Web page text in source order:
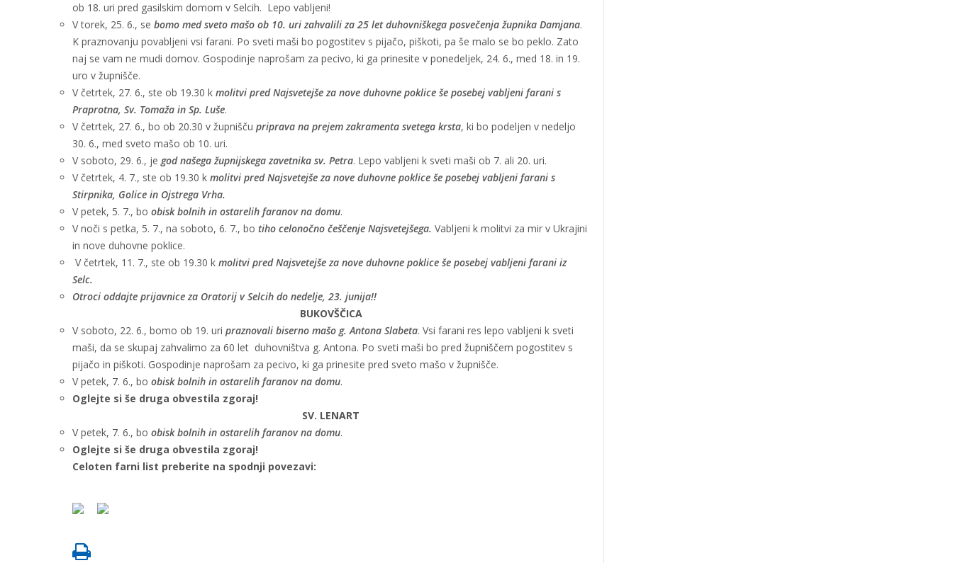
ob 18. uri pred gasilskim domom v Selcih. Lepo vabljeni!
V torek, 25. 6., se bomo med sveto mašo ob 10. uri zahvalili za 25 let duhovniškega posvečenja župnika Damjana.
K praznovanju povabljeni vsi farani. Po sveti maši bo pogostitev s pijačo, piškoti, pa še malo se bo peklo. Zato
naj se vam ne mudi domov. Gospodinje naprošam za pecivo, ki ga prinesite v ponedeljek, 24. 6., med 18. in 19.
uro v župnišče.
V četrtek, 27. 6., ste ob 19.30 k molitvi pred Najsvetejše za nove duhovne poklice še posebej vabljeni farani s
Praprotna, Sv. Tomaža in Sp. Luše.
V četrtek, 27. 6., bo ob 20.30 v župnišču priprava na prejem zakramenta svetega krsta, ki bo podeljen v nedeljo
30. 6., med sveto mašo ob 10. uri.
V soboto, 29. 6., je god našega župnijskega zavetnika sv. Petra. Lepo vabljeni k sveti maši ob 7. ali 20. uri.
V četrtek, 4. 7., ste ob 19.30 k molitvi pred Najsvetejše za nove duhovne poklice še posebej vabljeni farani s
Stirpnika, Golice in Ojstrega Vrha.
V petek, 5. 7., bo obisk bolnih in ostarelih faranov na domu.
V noči s petka, 5. 7., na soboto, 6. 7., bo tiho celonočno češčenje Najsvetejšega. Vabljeni k molitvi za mir v Ukrajini
in nove duhovne poklice.
V četrtek, 11. 7., ste ob 19.30 k molitvi pred Najsvetejše za nove duhovne poklice še posebej vabljeni farani iz
Selc.
Otroci oddajte prijavnice za Oratorij v Selcih do nedelje, 23. junija!!
BUKOVŠČICA
V soboto, 22. 6., bomo ob 19. uri praznovali biserno mašo g. Antona Slabeta. Vsi farani res lepo vabljeni k sveti
maši, da se skupaj zahvalimo za 60 let duhovništva g. Antona. Po sveti maši bo pred župniščem pogostitev s
pijačo in piškoti. Gospodinje naprošam za pecivo, ki ga prinesite pred sveto mašo v župnišče.
V petek, 7. 6., bo obisk bolnih in ostarelih faranov na domu.
Oglejte si še druga obvestila zgoraj!
SV. LENART
V petek, 7. 6., bo obisk bolnih in ostarelih faranov na domu.
Oglejte si še druga obvestila zgoraj!
​Celoten farni list preberite na spodnji povezavi: